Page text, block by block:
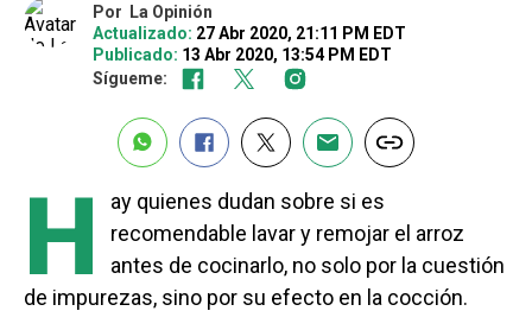
Por
La Opinión
Actualizado: 27 Abr 2020, 21:11 PM EDT
Publicado: 13 Abr 2020, 13:54 PM EDT
Sígueme:
H
ay quienes dudan sobre si es
recomendable lavar y remojar el arroz
antes de cocinarlo, no solo por la cuestión
de impurezas, sino por su efecto en la cocción.